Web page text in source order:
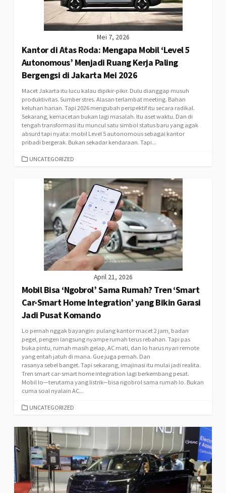
Mei 7, 2026
Kantor di Atas Roda: Mengapa Mobil ‘Level 5
Autonomous’ Menjadi Ruang Kerja Paling
Bergengsi di Jakarta Mei 2026
Macet Jakarta itu lucu kalau dipikir-pikir. Dulu dianggap musuh
produktivitas. Sumber stres. Alasan terlambat meeting. Bahan
keluhan harian. Tapi 2026 mengubah perspektif itu secara radikal.
Sekarang, kemacetan bukan lagi masalah. Itu aset waktu. Dan di
tengah transformasi itu muncul satu simbol status baru yang agak
absurd tapi nyata: mobil Level 5 autonomous sebagai kantor
pribadi bergerak. Bukan sekadar kendaraan. Tapi...
CATEGORIES
UNCATEGORIZED
April 21, 2026
Mobil Bisa ‘Ngobrol’ Sama Rumah? Tren ‘Smart
Car-Smart Home Integration’ yang Bikin Garasi
Jadi Pusat Komando
Lo pernah nggak bayangin: pulang kantor macet 2 jam, badan
pegel, pengen langsung nyampe rumah terus rebahan. Tapi pas
buka pintu, rumah masih gelap, AC mati, dan lo harus nyari remote
yang entah jatuh di mana. Gue juga pernah. Dan
rasanya sebel banget. Tapi sekarang, imajinasi itu mulai jadi realita.
Tren smart car-smart home integration lagi berkembang pesat.
Mobil lo—terutama yang listrik—bisa ngobrol sama rumah lo. Bukan
cuma soal nyalain AC...
CATEGORIES
UNCATEGORIZED